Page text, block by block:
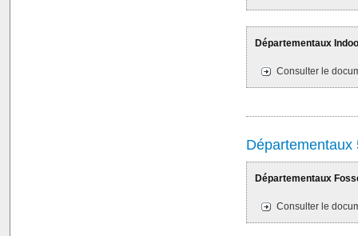
Départementaux
Consulter le
Départementaux
Départementaux
Consulter le